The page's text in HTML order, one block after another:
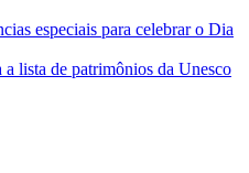
especiais para celebrar o Dia
a lista de patrimônios da Unesco